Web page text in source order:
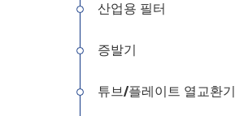
산업용 필터
증발기
튜브/플레이트 열교환기